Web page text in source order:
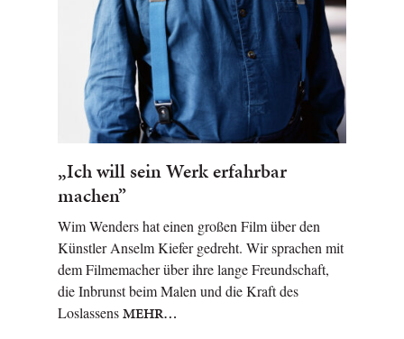
„Ich will sein Werk erfahrbar
machen”
Wim Wenders hat einen großen Film über den
Künstler Anselm Kiefer gedreht. Wir sprachen mit
dem Filmemacher über ihre lange Freundschaft,
die Inbrunst beim Malen und die Kraft des
LoslassensMEHR…